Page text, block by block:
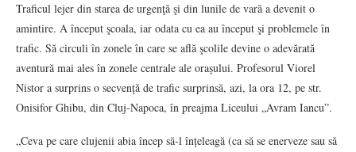
Traficul lejer din starea de urgenţă şi din lunile de vară a devenit o
amintire. A început şcoala, iar odata cu ea au început şi problemele în
trafic. Să circuli în zonele în care se află şcolile devine o adevărată
aventură mai ales în zonele centrale ale orașului. Profesorul Viorel
Nistor a surprins o secvență de trafic surprinsă, azi, la ora 12, pe str.
Onisifor Ghibu, din Cluj-Napoca, în preajma Liceului „Avram Iancu”.
„Ceva pe care clujenii abia încep să-l înțeleagă (ca să se enerveze sau să